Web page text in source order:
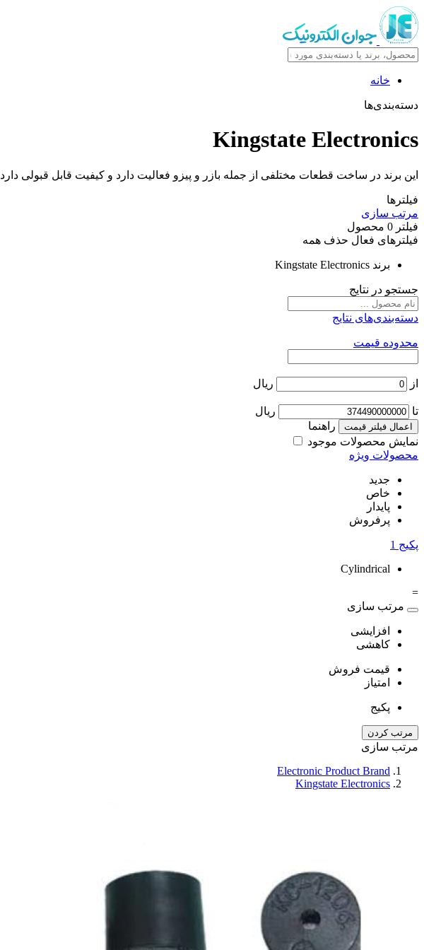
خانه
دسته‌بندی‌ها
Kingstate Electronics
این برند در ساخت قطعات مختلفی از جمله بازر و پیزو فعالیت دارد و کیفیت قابل قبولی دارد
فیلترها
مرتب سازی
فیلتر 0 محصول
فیلترهای فعال حذف همه
برند Kingstate Electronics
جستجو در نتایج
دسته‌بندی‌های نتایج
محدوده قیمت
از ریال
تا ریال
اعمال فیلتر قیمت
راهنما
نمایش محصولات موجود
محصولات ویژه
جدید
خاص
پایدار
پرفروش
پکیج 1
Cylindrical
=
مرتب سازی
افزایشی
کاهشی
قیمت فروش
امتیاز
پکیج
مرتب کردن
مرتب سازی
Electronic Product Brand
Kingstate Electronics